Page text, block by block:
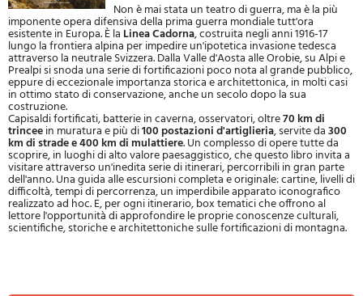
Non è mai stata un teatro di guerra, ma è la più
imponente opera difensiva della prima guerra mondiale tutt'ora
esistente in Europa. È la Linea Cadorna, costruita negli anni 1916-17
lungo la frontiera alpina per impedire un'ipotetica invasione tedesca
attraverso la neutrale Svizzera. Dalla Valle d'Aosta alle Orobie, su Alpi e
Prealpi si snoda una serie di fortificazioni poco nota al grande pubblico,
eppure di eccezionale importanza storica e architettonica, in molti casi
in ottimo stato di conservazione, anche un secolo dopo la sua
costruzione.
Capisaldi fortificati, batterie in caverna, osservatori, oltre70 km di
trinceein muratura e più di100 postazioni d'artiglieria, servite da300
km di strade e 400 km di mulattiere. Un complesso di opere tutte da
scoprire, in luoghi di alto valore paesaggistico, che questo libro invita a
visitare attraverso un'inedita serie di itinerari, percorribili in gran parte
dell'anno. Una guida alle escursioni completa e originale: cartine, livelli di
difficoltà, tempi di percorrenza, un imperdibile apparato iconografico
realizzato ad hoc. E, per ogni itinerario, box tematici che offrono al
lettore l'opportunità di approfondire le proprie conoscenze culturali,
scientifiche, storiche e architettoniche sulle fortificazioni di montagna.